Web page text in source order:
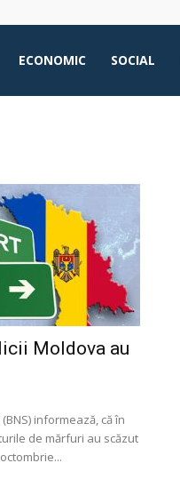
ECONOMIC SOCIAL
Moldova au
informează, că în
de mărfuri au scăzut